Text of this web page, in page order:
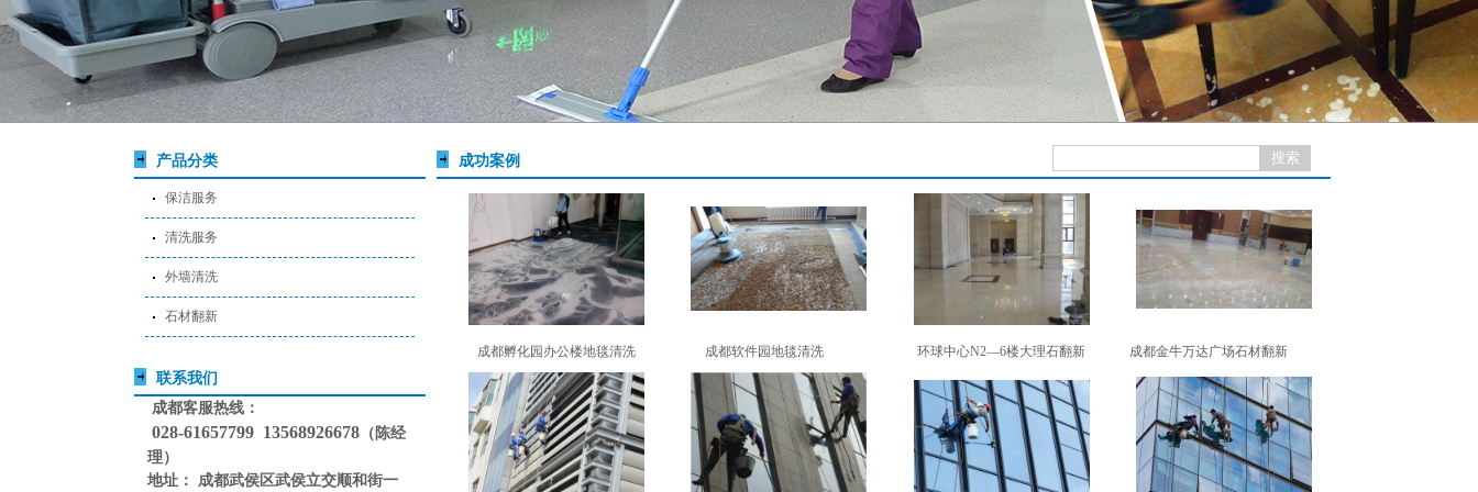
产品分类
保洁服务
清洗服务
外墙清洗
石材翻新
联系我们
成都客服热线：
028-61657799 13568926678 （陈经
理）
地址： 成都武侯区武侯立交顺和街一
成功案例
成都孵化园办公楼地毯清洗 成都软件园地毯清洗 环球中心N2—6楼大理石翻新 成都金牛万达广场石材翻新